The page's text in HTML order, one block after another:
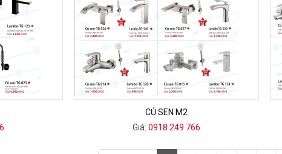
CỦ SEN M2
Giá: 0918 249 766